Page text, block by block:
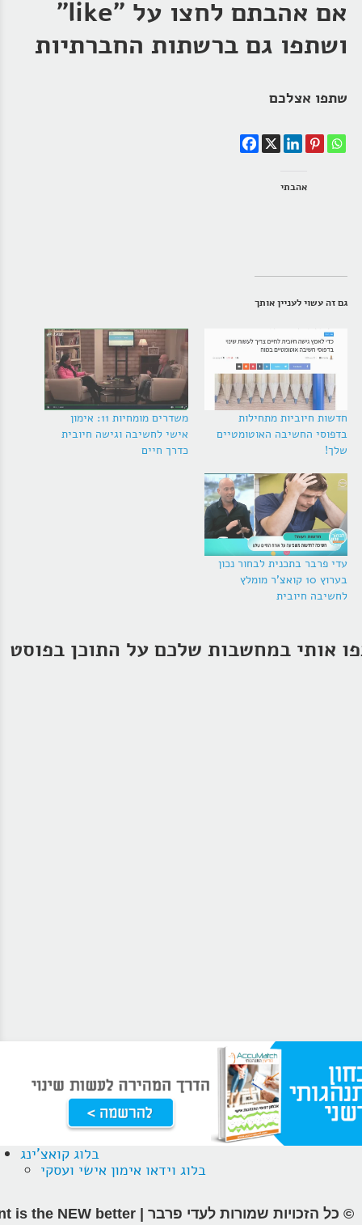
אם אהבתם לחצו על "like"
ושתפו גם ברשתות החברתיות
שתפו אצלכם
אהבתי
גם זה עשוי לעניין אותך
חדשות חיוביות מתחילות
בדפוסי החשיבה האוטומטיים
שלך!
משדרים מומחיות 11: אימון
אישי לחשיבה וגישה חיובית
כדרך חיים
עדי פרבר בתכנית לבחור נכון
בערוץ 10 קואצ'ר מומלץ
לחשיבה חיובית
אותי במחשבות שלכם על התוכן בפוסט
בלוג קואצ'ינג
בלוג וידאו אימון אישי ועסקי
© כל הזכויות שמורות לעדי פרבר | different is the NEW better